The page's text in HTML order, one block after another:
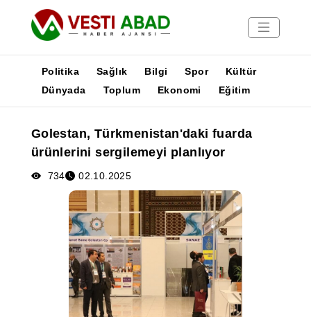
Yayınlar
Medya
Poster
Politika Sağlık Bilgi Spor
Kültür
Dünyada
Toplum Ekonomi Eğitim
Golestan, Türkmenistan'daki fuarda
ürünlerini sergilemeyi planlıyor
734 02.10.2025